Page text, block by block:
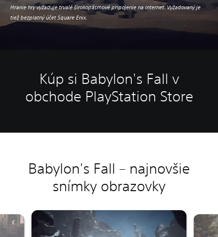
Hranie hry vyžaduje trvalé širokopásmové pripojenie na internet. Vyžadovaný je
tiež bezplatný účet Square Enix.
Kúp si Babylon's Fall v
obchode PlayStation Store
Babylon's Fall – najnovšie
snímky obrazovky